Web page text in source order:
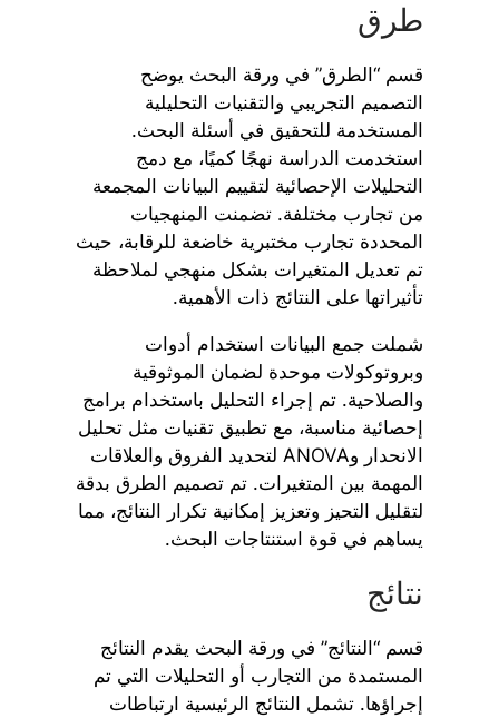
طرق
قسم “الطرق” في ورقة البحث يوضح
التصميم التجريبي والتقنيات التحليلية
المستخدمة للتحقيق في أسئلة البحث.
استخدمت الدراسة نهجًا كميًا، مع دمج
التحليلات الإحصائية لتقييم البيانات المجمعة
من تجارب مختلفة. تضمنت المنهجيات
المحددة تجارب مختبرية خاضعة للرقابة، حيث
تم تعديل المتغيرات بشكل منهجي لملاحظة
تأثيراتها على النتائج ذات الأهمية.
شملت جمع البيانات استخدام أدوات
وبروتوكولات موحدة لضمان الموثوقية
والصلاحية. تم إجراء التحليل باستخدام برامج
إحصائية مناسبة، مع تطبيق تقنيات مثل تحليل
الانحدار وANOVA لتحديد الفروق والعلاقات
المهمة بين المتغيرات. تم تصميم الطرق بدقة
لتقليل التحيز وتعزيز إمكانية تكرار النتائج، مما
يساهم في قوة استنتاجات البحث.
نتائج
قسم “النتائج” في ورقة البحث يقدم النتائج
المستمدة من التجارب أو التحليلات التي تم
إجراؤها. تشمل النتائج الرئيسية ارتباطات